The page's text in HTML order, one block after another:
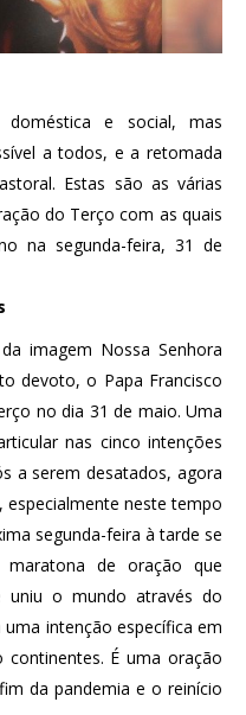
doméstica e social, mas
a todos, e a retomada
Estas são as várias
do Terço com as quais
na segunda-feira, 31 de
imagem Nossa Senhora
devoto, o Papa Francisco
no dia 31 de maio. Uma
nas cinco intenções
a serem desatados, agora
neste tempo
segunda-feira à tarde se
de oração que
uniu o mundo através do
intenção específica em
É uma oração
da pandemia e o reinício